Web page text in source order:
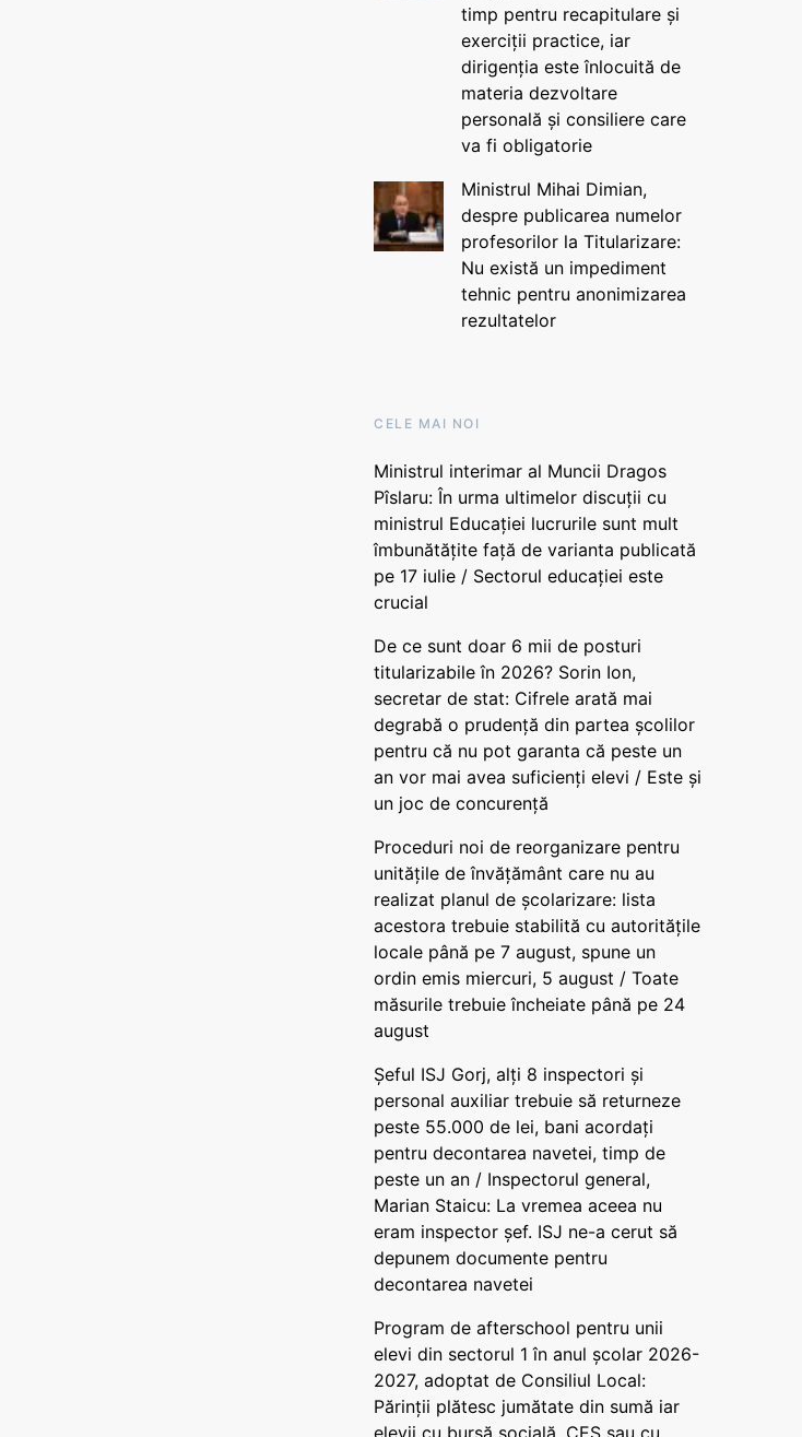
timp pentru recapitulare și
exerciții practice, iar
dirigenția este înlocuită de
materia dezvoltare
personală și consiliere care
va fi obligatorie
Ministrul Mihai Dimian,
despre publicarea numelor
profesorilor la Titularizare:
Nu există un impediment
tehnic pentru anonimizarea
rezultatelor
CELE MAI NOI
Ministrul interimar al Muncii Dragos
Pîslaru: În urma ultimelor discuții cu
ministrul Educației lucrurile sunt mult
îmbunătățite față de varianta publicată
pe 17 iulie / Sectorul educației este
crucial
De ce sunt doar 6 mii de posturi
titularizabile în 2026? Sorin Ion,
secretar de stat: Cifrele arată mai
degrabă o prudență din partea școlilor
pentru că nu pot garanta că peste un
an vor mai avea suficienți elevi / Este și
un joc de concurență
Proceduri noi de reorganizare pentru
unitățile de învățământ care nu au
realizat planul de școlarizare: lista
acestora trebuie stabilită cu autoritățile
locale până pe 7 august, spune un
ordin emis miercuri, 5 august / Toate
măsurile trebuie încheiate până pe 24
august
Șeful ISJ Gorj, alți 8 inspectori și
personal auxiliar trebuie să returneze
peste 55.000 de lei, bani acordați
pentru decontarea navetei, timp de
peste un an / Inspectorul general,
Marian Staicu: La vremea aceea nu
eram inspector șef. ISJ ne-a cerut să
depunem documente pentru
decontarea navetei
Program de afterschool pentru unii
elevi din sectorul 1 în anul școlar 2026-
2027, adoptat de Consiliul Local:
Părinții plătesc jumătate din sumă iar
elevii cu bursă socială, CES sau cu